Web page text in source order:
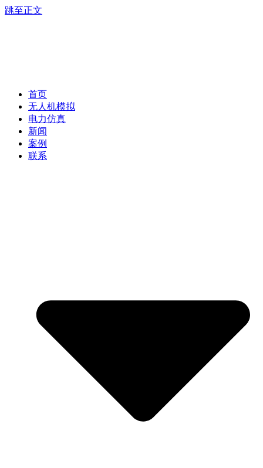
跳至正文
首页
无人机模拟
电力仿真
新闻
案例
联系